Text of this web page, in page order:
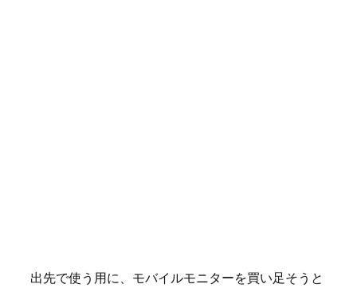
出先で使う用に、モバイルモニターを買い足そうと